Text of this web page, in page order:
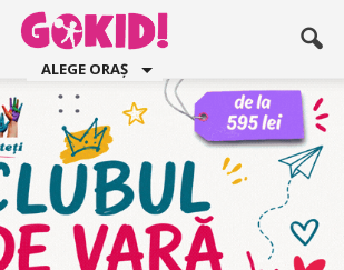
ALEGE ORAȘ